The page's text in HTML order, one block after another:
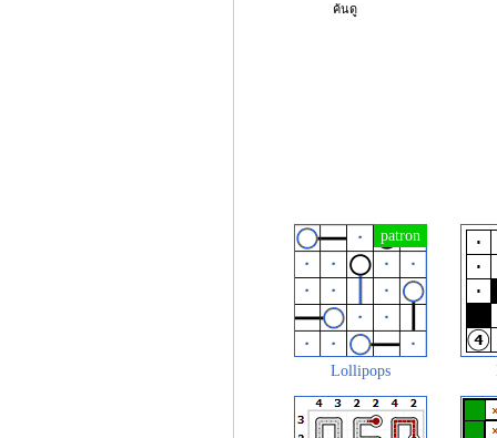
ค้นดู
Lollipops